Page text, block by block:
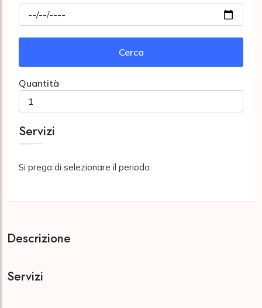
Cerca
Quantità
Servizi
Si prega di selezionare il periodo
Descrizione
Servizi